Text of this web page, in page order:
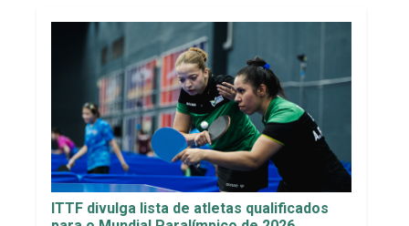
ITTF divulga lista de atletas qualificados